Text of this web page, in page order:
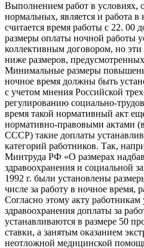
Выполнением работ в условиях,
нормальных, является и работа
считается время работы с 22.
размеры оплаты ночной работы
коллективным договором, но
ниже размеров, предусмотренных
Минимальные размеры
ночное время должны быть
с учетом мнения Российской
регулированию социально-
время такой нормативный акт
нормативно-правовыми актами
СССР) такие доплаты
категорий работников. Так,
Минтруда РФ «О размерах
здравоохранения и социальной
1992 г. были установлены
числе за работу в ночное время,
Согласно этому акту
здравоохранения доплаты за
устанавливаются в размере 50
ставки, а занятым оказанием
неотложной медицинской